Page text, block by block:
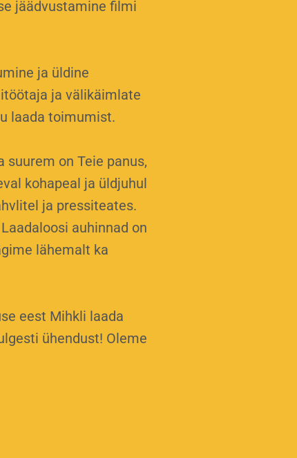
jäädvustamine filmi
ja üldine
ja välikäimlate
laada toimumist.
on Teie panus,
kohapeal ja üldjuhul
ja pressiteates.
auhinnad on
lähemalt ka
eest Mihkli laada
ühendust! Oleme